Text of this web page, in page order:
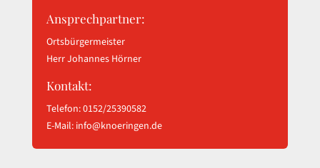
Ansprechpartner:
Ortsbürgermeister
Herr Johannes Hörner
Kontakt:
Telefon: 0152/25390582
E-Mail: info@knoeringen.de